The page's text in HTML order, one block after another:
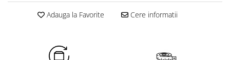
Adauga la Favorite Cere informatii